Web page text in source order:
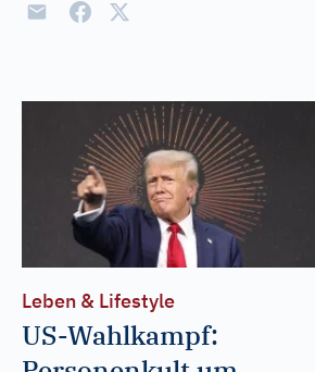
Leben & Lifestyle
US-Wahlkampf: